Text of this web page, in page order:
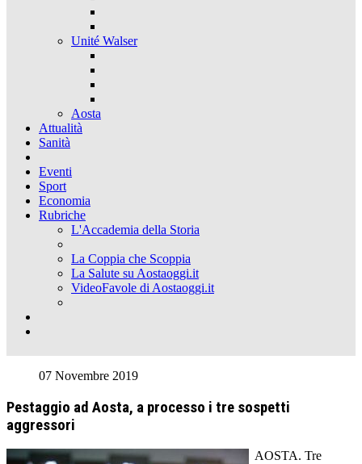
Unité Walser
Aosta
Attualità
Sanità
Eventi
Sport
Economia
Rubriche
L'Accademia della Storia
La Coppia che Scoppia
La Salute su Aostaoggi.it
VideoFavole di Aostaoggi.it
07 Novembre 2019
Pestaggio ad Aosta, a processo i tre sospetti
aggressori
AOSTA. Tre